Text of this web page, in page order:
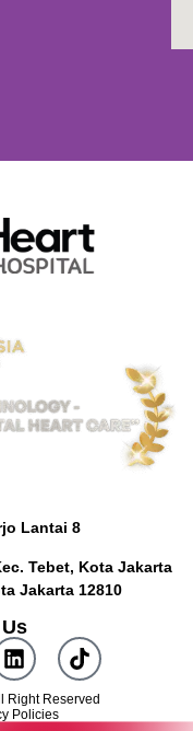
Lantai 8
Tebet, Kota Jakarta
Jakarta 12810
Right Reserved
Policies